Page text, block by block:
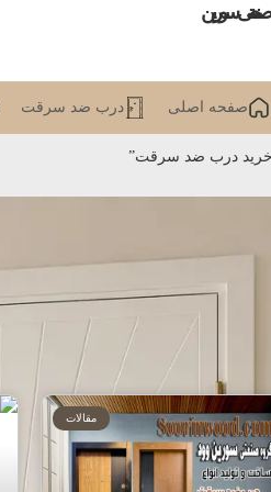
صنعتی سورین
صفحه اصلی درب ضد سرقت
درب ضد سرقت”
مقالات